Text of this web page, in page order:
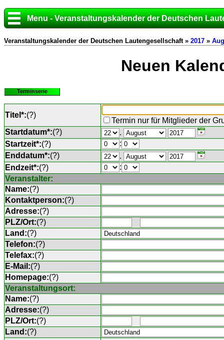
Menu - Veranstaltungskalender der Deutschen
Veranstaltungskalender der Deutschen Lautengesellschaft » 2017 »
Neuen
Terminserie
Titel*:(?)
Termin nur für Mitglieder der
Startdatum*:(?)
.
Startzeit*:(?)
:
Enddatum*:(?)
.
Endzeit*:(?)
:
Veranstalter:
Name:(?)
Kontaktperson:(?)
Adresse:(?)
PLZ/Ort:(?)
Land:(?)
Telefon:(?)
Telefax:(?)
E-Mail:(?)
Homepage:(?)
Veranstaltungsort:
Name:(?)
Adresse:(?)
PLZ/Ort:(?)
Land:(?)